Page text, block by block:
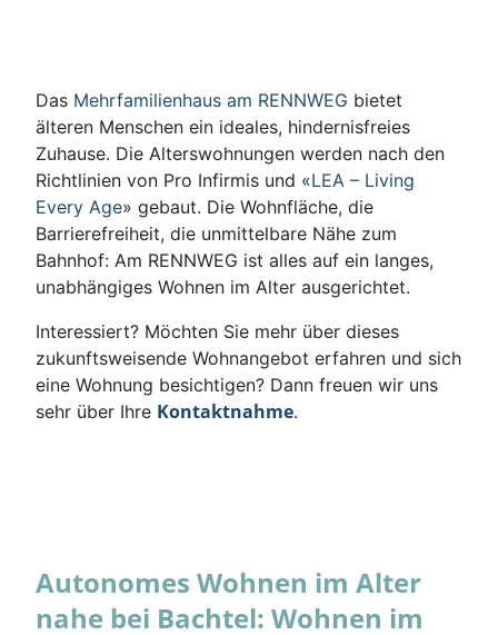
Das Mehrfamilienhaus am RENNWEG bietet
älteren Menschen ein ideales, hindernisfreies
Zuhause. Die Alterswohnungen werden nach den
Richtlinien von Pro Infirmis und «LEA – Living
Every Age» gebaut. Die Wohnfläche, die
Barrierefreiheit, die unmittelbare Nähe zum
Bahnhof: Am RENNWEG ist alles auf ein langes,
unabhängiges Wohnen im Alter ausgerichtet.
Interessiert? Möchten Sie mehr über dieses
zukunftsweisende Wohnangebot erfahren und sich
eine Wohnung besichtigen? Dann freuen wir uns
sehr über Ihre Kontaktnahme.
Autonomes Wohnen im Alter
nahe bei Bachtel: Wohnen im